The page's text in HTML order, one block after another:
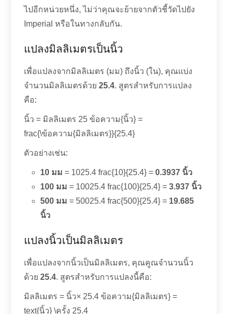
ไปอีกหน่วยหนึ่ง, ไม่ว่าคุณจะย้ายจากตัวชี้วัดไปยัง
Imperial หรือในทางกลับกัน.
แปลงมิลลิเมตรเป็นนิ้ว
เพื่อแปลงจากมิลลิเมตร (มม) ถึงนิ้ว (ใน), คุณแบ่ง
จำนวนมิลลิเมตรด้วย25.4. สูตรสำหรับการแปลง
คือ:
นิ้ว = มิลลิเมตร 25 ข้อความ{นิ้ว} =
frac{\ข้อความ{มิลลิเมตร}}{25.4}
ตัวอย่างเช่น:
10 มม = 1025.4 frac{10}{25.4} =0.3937 นิ้ว
100 มม = 10025.4 frac{100}{25.4} =3.937 นิ้ว
500 มม = 50025.4 frac{500}{25.4} = 19.685
นิ้ว
แปลงนิ้วเป็นมิลลิเมตร
เพื่อแปลงจากนิ้วเป็นมิลลิเมตร, คุณคูณจำนวนนิ้ว
ด้วย25.4. สูตรสำหรับการแปลงนี้คือ:
มิลลิเมตร = นิ้ว× 25.4 ข้อความ{มิลลิเมตร} =
text{นิ้ว} \ครั้ง 25.4